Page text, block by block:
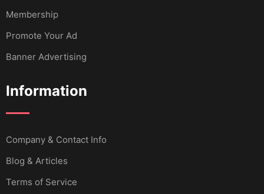
Membership
Promote Your Ad
Banner Advertising
Information
Company & Contact Info
Blog & Articles
Terms of Service